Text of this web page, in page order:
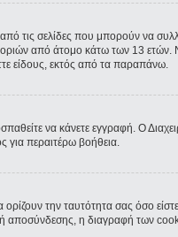
τις σελίδες που μπορούν να
από άτομο κάτω των 13 ετών.
είδους, εκτός από τα παραπάνω.
να κάνετε εγγραφή. Ο
για περαιτέρω βοήθεια.
την ταυτότητα σας όσο
ή αποσύνδεσης, η διαγραφή των